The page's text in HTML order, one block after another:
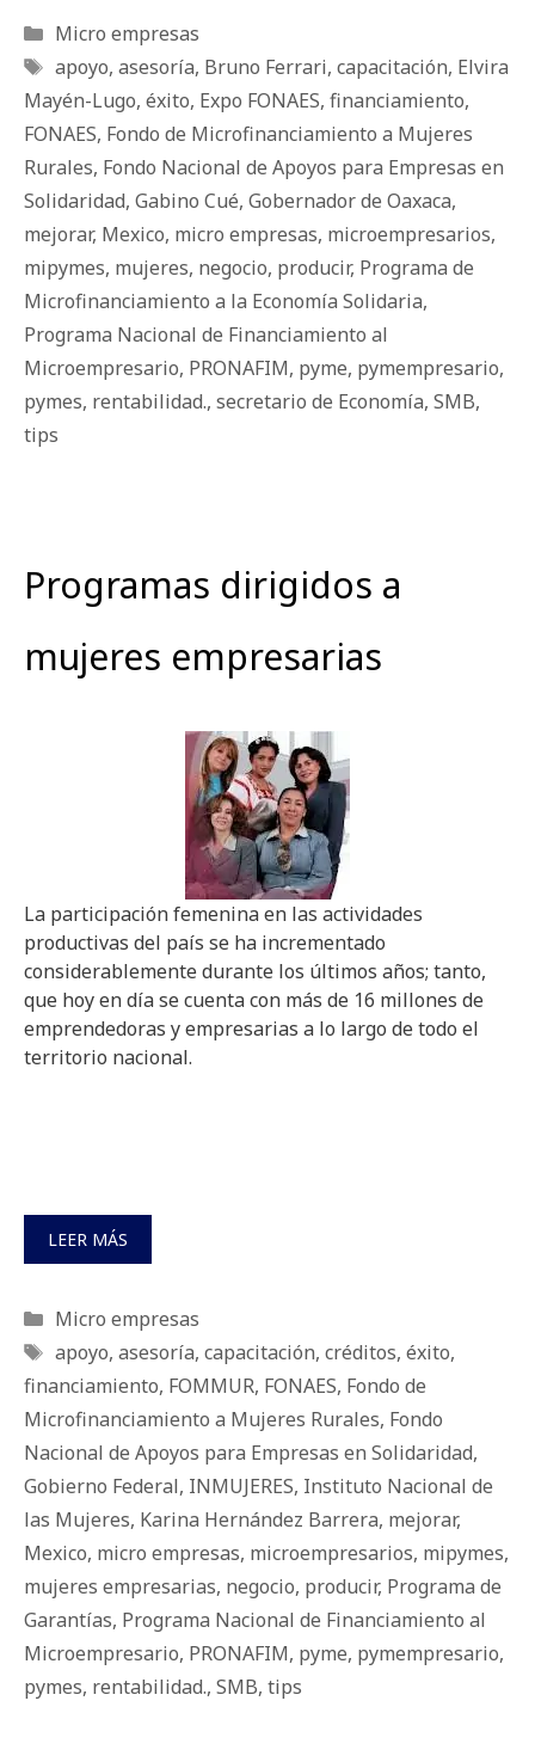
Categorías
Micro empresas
Etiquetas
apoyo, asesoría, Bruno Ferrari, capacitación, Elvira
Mayén-Lugo, éxito, Expo FONAES, financiamiento,
FONAES, Fondo de Microfinanciamiento a Mujeres
Rurales, Fondo Nacional de Apoyos para Empresas en
Solidaridad, Gabino Cué, Gobernador de Oaxaca,
mejorar, Mexico, micro empresas, microempresarios,
mipymes, mujeres, negocio, producir, Programa de
Microfinanciamiento a la Economía Solidaria,
Programa Nacional de Financiamiento al
Microempresario, PRONAFIM, pyme, pymempresario,
pymes, rentabilidad., secretario de Economía, SMB,
tips
Programas dirigidos a
mujeres empresarias
La participación femenina en las actividades
productivas del país se ha incrementado
considerablemente durante los últimos años; tanto,
que hoy en día se cuenta con más de 16 millones de
emprendedoras y empresarias a lo largo de todo el
territorio nacional.
LEER MÁS
Categorías
Micro empresas
Etiquetas
apoyo, asesoría, capacitación, créditos, éxito,
financiamiento, FOMMUR, FONAES, Fondo de
Microfinanciamiento a Mujeres Rurales, Fondo
Nacional de Apoyos para Empresas en Solidaridad,
Gobierno Federal, INMUJERES, Instituto Nacional de
las Mujeres, Karina Hernández Barrera, mejorar,
Mexico, micro empresas, microempresarios, mipymes,
mujeres empresarias, negocio, producir, Programa de
Garantías, Programa Nacional de Financiamiento al
Microempresario, PRONAFIM, pyme, pymempresario,
pymes, rentabilidad., SMB, tips